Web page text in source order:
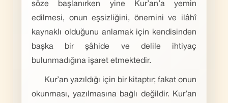
söze başlanırken yine Kur’an’a yemin
edilmesi, onun eşsizliğini, önemini ve ilâhî
kaynaklı olduğunu anlamak için kendisinden
başka bir şâhide ve delile ihtiyaç
bulunmadığına işaret etmektedir.
Kur’an yazıldığı için bir kitaptır; fakat onun
okunması, yazılmasına bağlı değildir. Kur’an